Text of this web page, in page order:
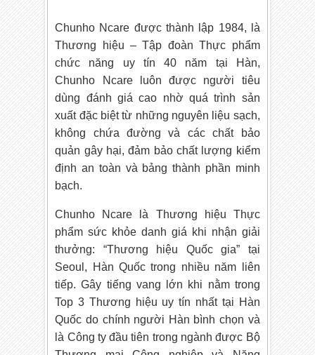
Chunho Ncare được thành lập 1984, là
Thương hiệu – Tập đoàn Thực phẩm
chức năng uy tín 40 năm tại Hàn,
Chunho Ncare luôn được người tiêu
dùng đánh giá cao nhờ quá trình sản
xuất đặc biệt từ những nguyên liệu sạch,
không chứa đường và các chất bảo
quản gây hại, đảm bảo chất lượng kiểm
định an toàn và bảng thành phần minh
bạch.
Chunho Ncare là Thương hiệu Thực
phẩm sức khỏe danh giá khi nhận giải
thưởng: “Thương hiệu Quốc gia” tại
Seoul, Hàn Quốc trong nhiều năm liên
tiếp. Gây tiếng vang lớn khi nằm trong
Top 3 Thương hiệu uy tín nhất tại Hàn
Quốc do chính người Hàn bình chọn và
là Công ty đầu tiên trong ngành được Bộ